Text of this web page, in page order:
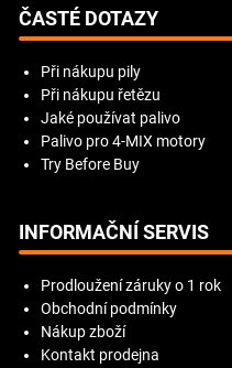
ČASTÉ DOTAZY
Při nákupu pily
Při nákupu řetězu
Jaké používat palivo
Palivo pro 4-MIX motory
Try Before Buy
INFORMAČNÍ SERVIS
Prodloužení záruky o 1 rok
Obchodní podmínky
Nákup zboží
Kontakt prodejna